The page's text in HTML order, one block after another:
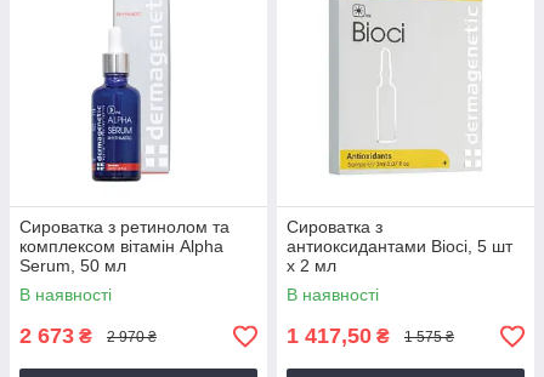
Сироватка з ретинолом та
комплексом вітамін Alpha
Serum, 50 мл
В наявності
2 673 ₴ 2 970 ₴
Сироватка з
антиоксидантами Bioci, 5 шт
х 2 мл
В наявності
1 417,50 ₴ 1 575 ₴